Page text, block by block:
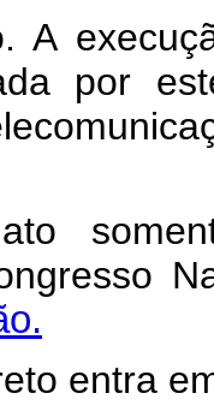
A
por
entra